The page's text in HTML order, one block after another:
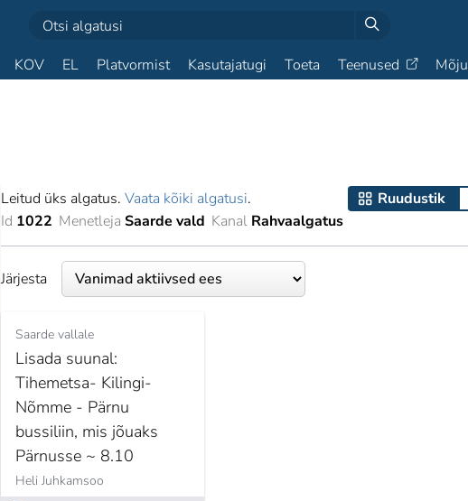
KOV EL Platvormist Kasutajatugi Toeta Teenused Mõju
Leitud üks algatus. Vaata kõiki algatusi. Ruudustik
Id 1022 Menetleja Saarde vald Kanal Rahvaalgatus
Järjesta
Saarde vallale
Lisada suunal:
Tihemetsa- Kilingi-
Nõmme - Pärnu
bussiliin, mis jõuaks
Pärnusse ~ 8.10
Heli Juhkamsoo